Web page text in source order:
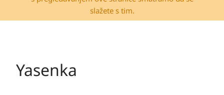
slažete s tim.
Yasenka